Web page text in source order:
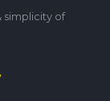
simplicity of